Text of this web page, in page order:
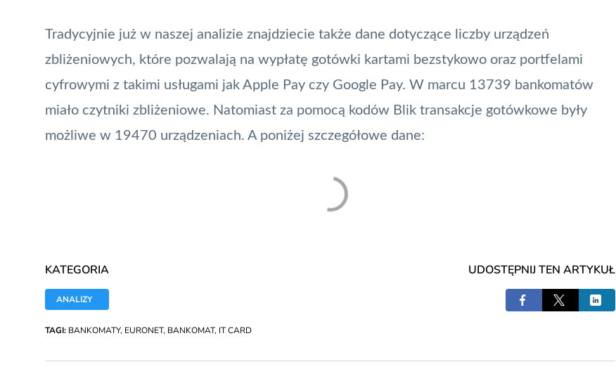
Tradycyjnie już w naszej analizie znajdziecie także dane dotyczące liczby urządzeń
zbliżeniowych, które pozwalają na wypłatę gotówki kartami bezstykowo oraz portfelami
cyfrowymi z takimi usługami jak Apple Pay czy Google Pay. W marcu 13739 bankomatów
miało czytniki zbliżeniowe. Natomiast za pomocą kodów Blik transakcje gotówkowe były
możliwe w 19470 urządzeniach. A poniżej szczegółowe dane:
KATEGORIA
ANALIZY
UDOSTĘPNIJ TEN ARTYKUŁ
TAGI: BANKOMATY, EURONET, BANKOMAT, IT CARD